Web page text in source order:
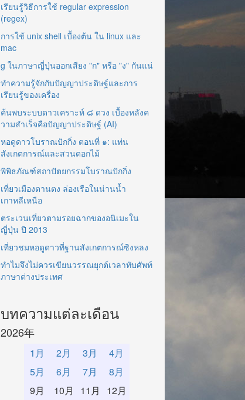
เรียนรู้วิธีการใช้ regular expression
(regex)
การใช้ unix shell เบื้องต้น ใน linux และ
mac
g ในภาษาญี่ปุ่นออกเสียง "ก" หรือ "ง" กันแน่
ทำความรู้จักกับปัญญาประดิษฐ์และการ
เรียนรู้ของเครื่อง
ค้นพบระบบดาวเคราะห์ ๘ ดวง เบื้องหลังค
วามสำเร็จคือปัญญาประดิษฐ์ (AI)
หอดูดาวโบราณปักกิ่ง ตอนที่ ๑: แท่น
สังเกตการณ์และสวนดอกไม้
พิพิธภัณฑ์สถาปัตยกรรมโบราณปักกิ่ง
เที่ยวเมืองตานตง ล่องเรือในน่านน้ำ
เกาหลีเหนือ
ตระเวนเที่ยวตามรอยฉากของอนิเมะใน
ญี่ปุ่น ปี 2013
เที่ยวชมหอดูดาวที่ฐานสังเกตการณ์ซิงหลง
ทำไมจึงไม่ควรเขียนวรรณยุกต์เวลาทับศัพท์
ภาษาต่างประเทศ
บทความแต่ละเดือน
2026年
1月 2月 3月
4月
5月
6月 7月
8月
9月
10月 11月 12月